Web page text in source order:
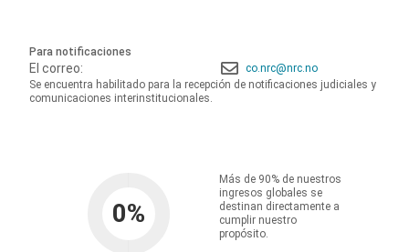
Para notificaciones
El correo:
co.nrc@nrc.no
Se encuentra habilitado para la recepción de notificaciones judiciales y
comunicaciones interinstitucionales.
0%
Más de 90% de nuestros
ingresos globales se
destinan directamente a
cumplir nuestro
propósito.